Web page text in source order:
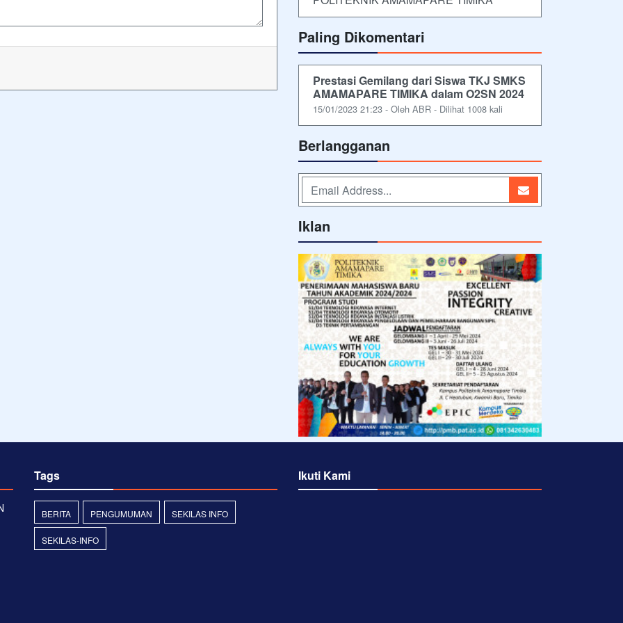
Paling Dikomentari
Prestasi Gemilang dari Siswa TKJ SMKS
AMAMAPARE TIMIKA dalam O2SN 2024
15/01/2023 21:23 - Oleh ABR - Dilihat 1008 kali
Berlangganan
Iklan
Tags
BERITA PENGUMUMAN SEKILAS INFO
SEKILAS-INFO
Ikuti Kami